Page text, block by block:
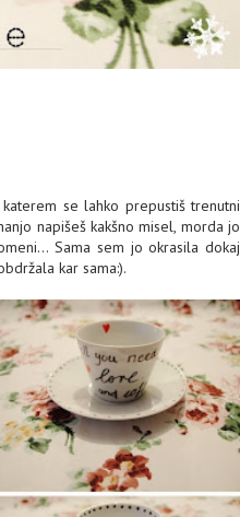
se lahko prepustiš trenutni
napišeš kakšno misel, morda jo
Sama sem jo okrasila dokaj
kar sama:).